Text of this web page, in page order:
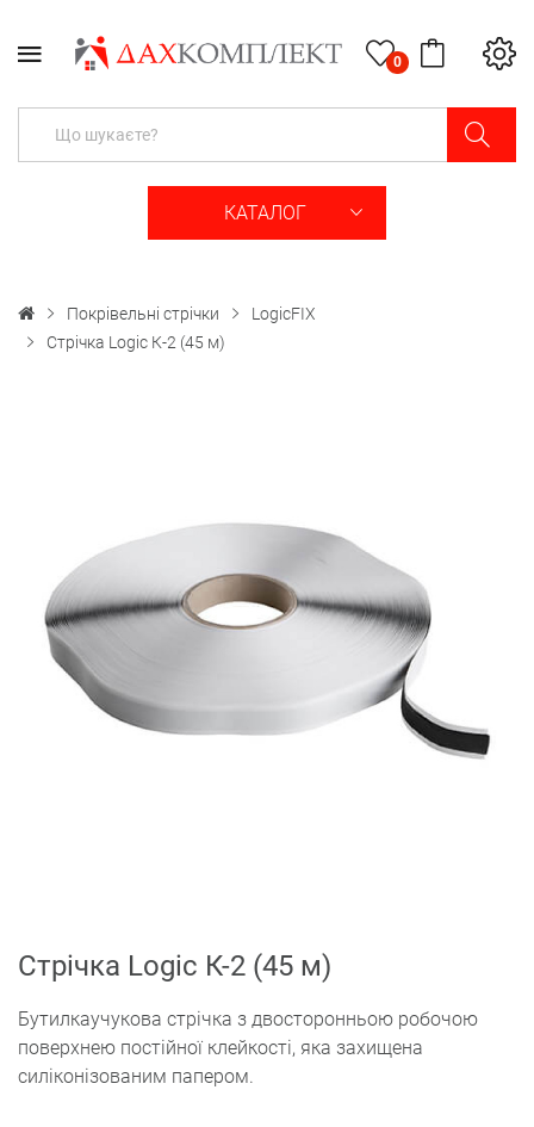
0
КАТАЛОГ
Покрівельні стрічки
LogicFIX
Стрічка Logic К-2 (45 м)
Стрічка Logic К-2 (45 м)
Бутилкаучукова стрічка з двосторонньою робочою
поверхнею постійної клейкості, яка захищена
силіконізованим папером.